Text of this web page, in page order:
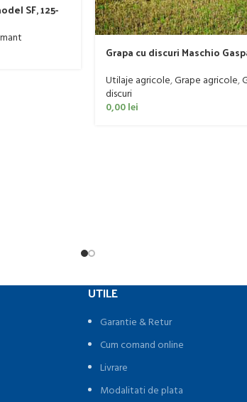
SF, 125-
Grapa cu discuri Maschio
Utilaje agricole,Grape agricole,
discuri
0,00lei
UTILE
Garantie & Retur
Cum comand online
Livrare
Modalitati de plata